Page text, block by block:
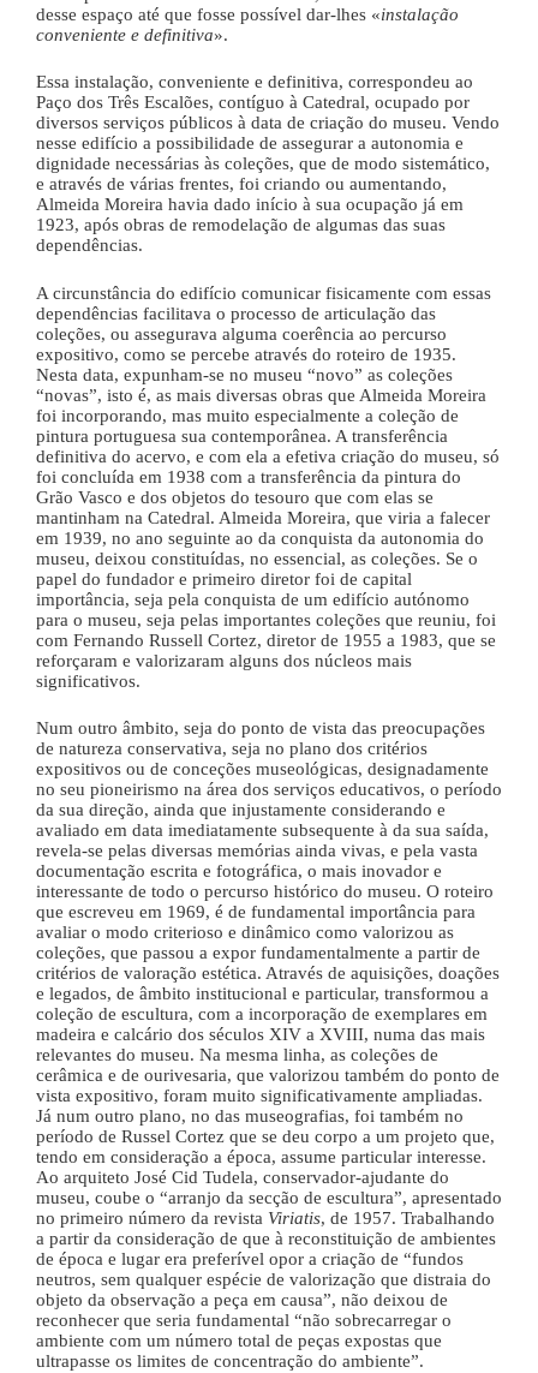
desse espaço até que fosse possível dar-lhes «instalação
conveniente e definitiva».
Essa instalação, conveniente e definitiva, correspondeu ao
Paço dos Três Escalões, contíguo à Catedral, ocupado por
diversos serviços públicos à data de criação do museu. Vendo
nesse edifício a possibilidade de assegurar a autonomia e
dignidade necessárias às coleções, que de modo sistemático,
e através de várias frentes, foi criando ou aumentando,
Almeida Moreira havia dado início à sua ocupação já em
1923, após obras de remodelação de algumas das suas
dependências.
A circunstância do edifício comunicar fisicamente com essas
dependências facilitava o processo de articulação das
coleções, ou assegurava alguma coerência ao percurso
expositivo, como se percebe através do roteiro de 1935.
Nesta data, expunham-se no museu “novo” as coleções
“novas”, isto é, as mais diversas obras que Almeida Moreira
foi incorporando, mas muito especialmente a coleção de
pintura portuguesa sua contemporânea. A transferência
definitiva do acervo, e com ela a efetiva criação do museu, só
foi concluída em 1938 com a transferência da pintura do
Grão Vasco e dos objetos do tesouro que com elas se
mantinham na Catedral. Almeida Moreira, que viria a falecer
em 1939, no ano seguinte ao da conquista da autonomia do
museu, deixou constituídas, no essencial, as coleções. Se o
papel do fundador e primeiro diretor foi de capital
importância, seja pela conquista de um edifício autónomo
para o museu, seja pelas importantes coleções que reuniu, foi
com Fernando Russell Cortez, diretor de 1955 a 1983, que se
reforçaram e valorizaram alguns dos núcleos mais
significativos.
Num outro âmbito, seja do ponto de vista das preocupações
de natureza conservativa, seja no plano dos critérios
expositivos ou de conceções museológicas, designadamente
no seu pioneirismo na área dos serviços educativos, o período
da sua direção, ainda que injustamente considerando e
avaliado em data imediatamente subsequente à da sua saída,
revela-se pelas diversas memórias ainda vivas, e pela vasta
documentação escrita e fotográfica, o mais inovador e
interessante de todo o percurso histórico do museu. O roteiro
que escreveu em 1969, é de fundamental importância para
avaliar o modo criterioso e dinâmico como valorizou as
coleções, que passou a expor fundamentalmente a partir de
critérios de valoração estética. Através de aquisições, doações
e legados, de âmbito institucional e particular, transformou a
coleção de escultura, com a incorporação de exemplares em
madeira e calcário dos séculos XIV a XVIII, numa das mais
relevantes do museu. Na mesma linha, as coleções de
cerâmica e de ourivesaria, que valorizou também do ponto de
vista expositivo, foram muito significativamente ampliadas.
Já num outro plano, no das museografias, foi também no
período de Russel Cortez que se deu corpo a um projeto que,
tendo em consideração a época, assume particular interesse.
Ao arquiteto José Cid Tudela, conservador-ajudante do
museu, coube o “arranjo da secção de escultura”, apresentado
no primeiro número da revista Viriatis, de 1957. Trabalhando
a partir da consideração de que à reconstituição de ambientes
de época e lugar era preferível opor a criação de “fundos
neutros, sem qualquer espécie de valorização que distraia do
objeto da observação a peça em causa”, não deixou de
reconhecer que seria fundamental “não sobrecarregar o
ambiente com um número total de peças expostas que
ultrapasse os limites de concentração do ambiente”.